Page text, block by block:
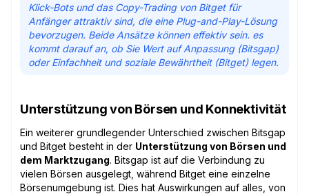
Klick-Bots und das Copy-Trading von Bitget für
Anfänger attraktiv sind, die eine Plug-and-Play-Lösung
bevorzugen. Beide Ansätze können effektiv sein. es
kommt darauf an, ob Sie Wert auf Anpassung (Bitsgap)
oder Einfachheit und soziale Bewährtheit (Bitget) legen.
Unterstützung von Börsen und Konnektivität
Ein weiterer grundlegender Unterschied zwischen Bitsgap
und Bitget besteht in der Unterstützung von Börsen und
dem Marktzugang. Bitsgap ist auf die Verbindung zu
vielen Börsen ausgelegt, während Bitget eine einzelne
Börsenumgebung ist. Dies hat Auswirkungen auf alles, von